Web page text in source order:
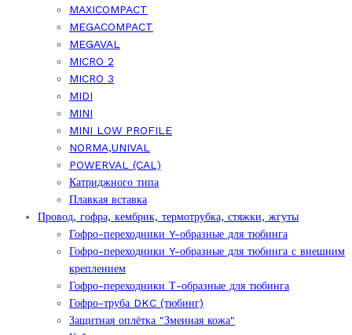
MAXICOMPACT
MEGACOMPACT
MEGAVAL
MICRO 2
MICRO 3
MIDI
MINI
MINI LOW PROFILE
NORMA,UNIVAL
POWERVAL (CAL)
Катриджного типа
Плавкая вставка
Провод, гофра, кембрик, термотрубка, стяжки, жгуты
Гофро-переходники Y-образные для тюбинга
Гофро-переходники Y-образные для тюбинга с внешним
креплением
Гофро-переходники Т-образные для тюбинга
Гофро-труба DKC (тюбинг)
Защитная оплётка "Змеиная кожа"